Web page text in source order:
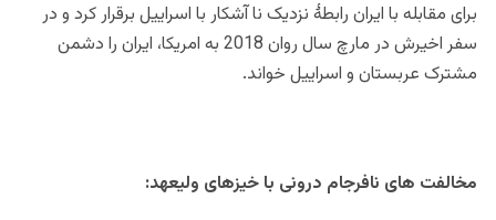
برای مقابله با ایران رابطۀ نزدیک نا آشکار با اسراییل برقرار کرد و در
سفر اخیرش در مارچ سال روان 2018 به امریکا، ایران را دشمن
مشترک عربستان و اسراییل خواند.
مخالفت های نافرجام درونی با خیزهای ولیعهد: